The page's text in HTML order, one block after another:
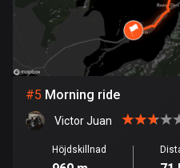
Costa Rica
149 rutter
4 rutter
1881 rutter
#5 Morning ride
Victor Juan
Höjdskillnad